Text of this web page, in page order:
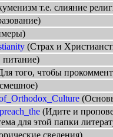
т.е. слияние
(Страх и
питание)
того, чтобы
(Идите и
для этой папки
сведения)